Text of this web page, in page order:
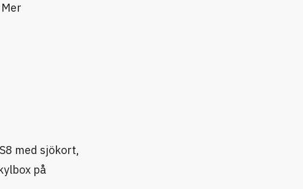
med sjökort,
på